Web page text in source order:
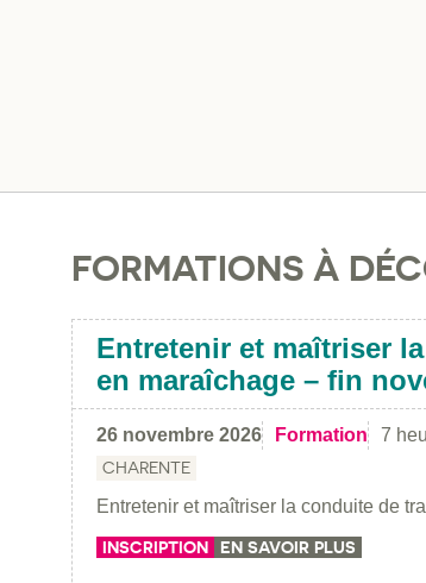
FORMATIONS À
Entretenir et maîtriser
en maraîchage – fin
26 novembre 2026 Formation 7
CHARENTE
Entretenir et maîtriser la conduite de
INSCRIPTION EN SAVOIR PLUS